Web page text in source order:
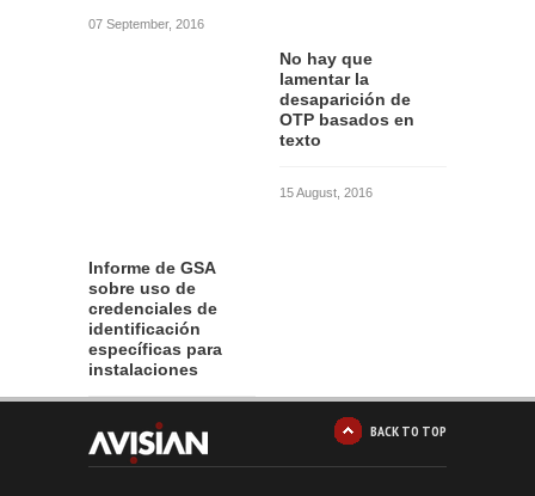
07 September, 2016
No hay que
lamentar la
desaparición de
OTP basados en
texto
15 August, 2016
Informe de GSA
sobre uso de
credenciales de
identificación
específicas para
instalaciones
12 August, 2016 BACK TO TOP